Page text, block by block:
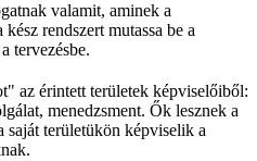
valamit, aminek a
rendszert mutassa be a
tervezésbe.
az érintett területek képviselőiből:
menedzsment. Ők lesznek a
saját területükön képviselik a